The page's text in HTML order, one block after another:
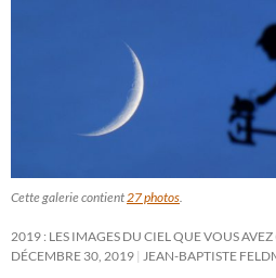
Cette galerie contient27 photos.
2019 : LES IMAGES DU CIEL QUE VOUS
DÉCEMBRE 30, 2019 JEAN-BAPTISTE